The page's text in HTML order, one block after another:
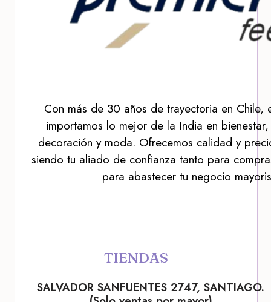
Con más de 30 años de trayectoria en Chile,
importamos lo mejor de la India en
decoración y moda. Ofrecemos calidad y
siendo tu aliado de confianza tanto para
para abastecer tu negocio
TIENDAS
SALVADOR SANFUENTES 2747, SANTIAGO.